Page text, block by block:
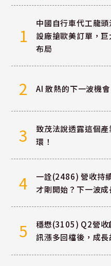
1
中國自行車代工龍
設廠搶歐美訂單，
布局
2 AI 散熱的下一波機
3
致茂法說透露這個
環！
4
一詮(2486) 營收持
才剛開始？下一波
5
穩懋(3105) Q2營收
訊漲多回檔後，成長